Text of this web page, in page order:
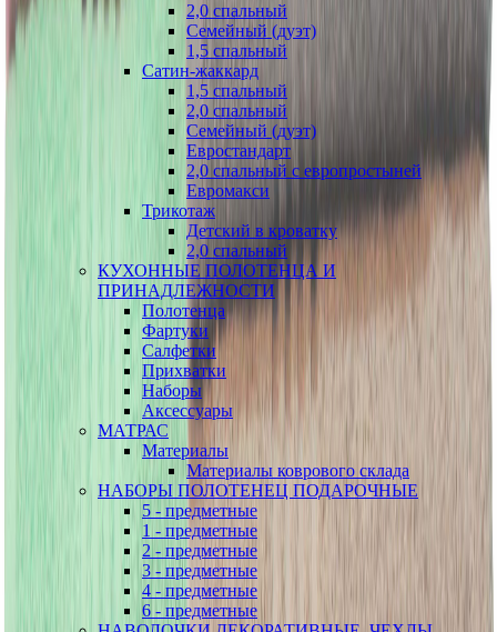
2,0 спальный
Семейный (дуэт)
1,5 спальный
Сатин-жаккард
1,5 спальный
2,0 спальный
Семейный (дуэт)
Евростандарт
2,0 спальный с европростыней
Евромакси
Трикотаж
Детский в кроватку
2,0 спальный
КУХОННЫЕ ПОЛОТЕНЦА И
ПРИНАДЛЕЖНОСТИ
Полотенца
Фартуки
Салфетки
Прихватки
Наборы
Аксессуары
МАТРАС
Материалы
Материалы коврового склада
НАБОРЫ ПОЛОТЕНЕЦ ПОДАРОЧНЫЕ
5 - предметные
1 - предметные
2 - предметные
3 - предметные
4 - предметные
6 - предметные